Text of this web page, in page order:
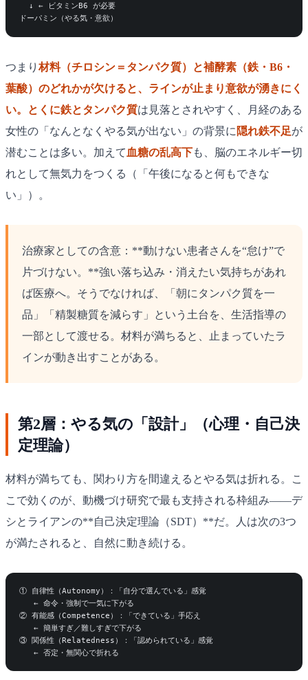
  ↓ ← ビタミンB6 が必要
つまり材料（チロシン＝タンパク質）と補酵素（鉄・B6・
葉酸） のどれかが欠けると、ラインが止まり意欲が湧きにく
い。とくに鉄とタンパク質は見落とされやすく、月経のある
女性の「なんとなくやる気が出ない」の背景に 隠れ鉄不足が
潜むことは多い。加えて 血糖の乱高下も、脳のエネルギー切
れとして無気力をつくる（「午後になると何もできな
い」）。
治療家としての含意：**動けない患者さんを“怠け”で
片づけない。**強い落ち込み・消えたい気持ちがあれ
ば医療へ。そうでなければ、「朝にタンパク質を一
品」「精製糖質を減らす」という土台を、生活指導の
一部として渡せる。材料が満ちると、止まっていたラ
インが動き出すことがある。
第2層：やる気の「設計」（心理・自己決
定理論）
材料が満ちても、関わり方を間違えるとやる気は折れる。こ
こで効くのが、動機づけ研究で最も支持される枠組み——デ
シとライアンの**自己決定理論（SDT）**だ。人は次の3つ
が満たされると、自然に動き続ける。
① 自律性（Autonomy）：「自分で選んでいる」感覚
   ← 命令・強制で一気に下がる
② 有能感（Competence）：「できている」手応え
   ← 簡単すぎ／難しすぎで下がる
③ 関係性（Relatedness）：「認められている」感覚